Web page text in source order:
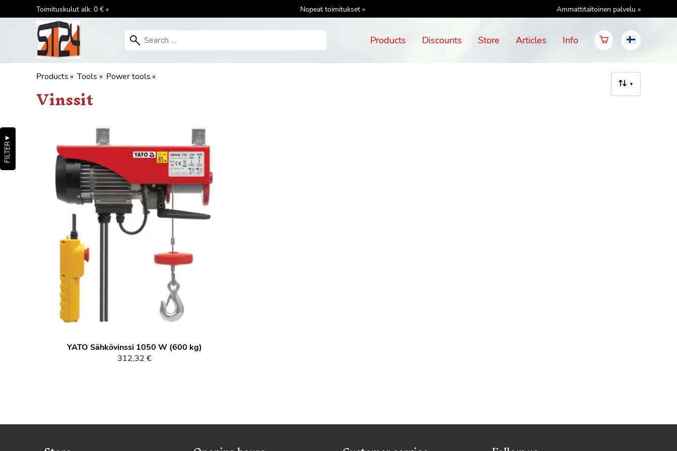
Toimituskulut alk. 0 € » Nopeat toimitukset » Ammattitaitoinen palvelu »
Products Discounts Store Articles Info
Products ‪» Tools ‪» Power tools ‪»
▼
Vinssit
FILTER
▼
YATO Sähkövinssi 1050 W (600 kg)
312,32 €